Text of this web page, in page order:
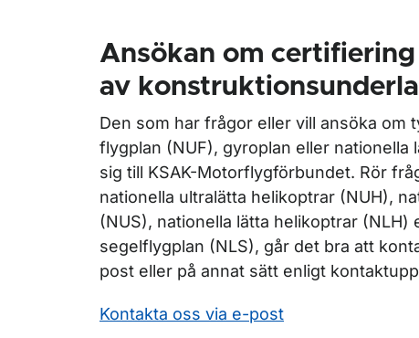
Ansökan om
av
Den som har frågor eller vill ansöka om
flygplan (NUF), gyroplan eller nationella
sig till KSAK-Motorflygförbundet. Rör
nationella ultralätta helikoptrar (NUH),
(NUS), nationella lätta helikoptrar (NLH)
segelflygplan (NLS), går det bra att
post eller på annat sätt enligt
Kontakta oss via e-post